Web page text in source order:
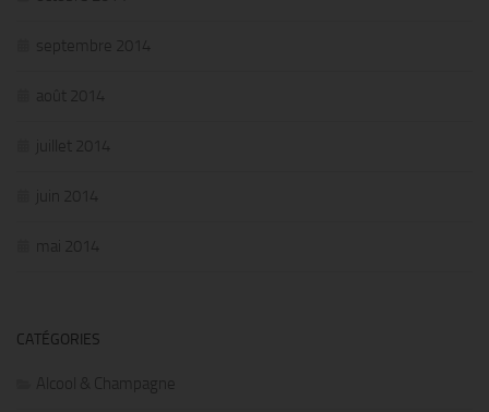
septembre 2014
août 2014
juillet 2014
juin 2014
mai 2014
CATÉGORIES
Alcool & Champagne